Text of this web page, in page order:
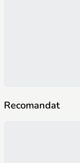
Recomandat